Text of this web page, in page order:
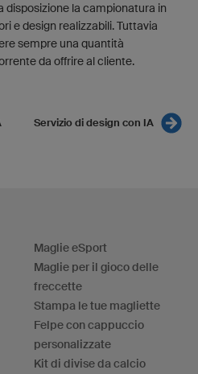
disposizione la campionatura in
e design realizzabili. Tuttavia
sempre una quantità
da offrire al cliente.
Servizio di design con IA
Maglie eSport
Maglie per il gioco delle
freccette
Stampa le tue magliette
Felpe con cappuccio
personalizzate
Kit di divise da calcio